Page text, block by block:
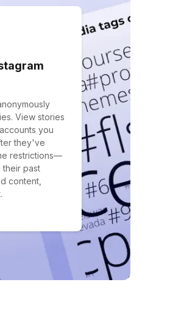
View stories
you
they've
restrictions—
their past
content,